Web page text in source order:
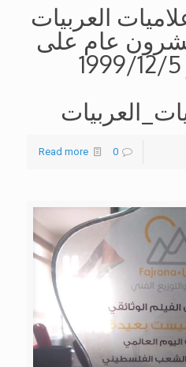
العربيات
عام على
تأسيس المركز 1999/12/5
0
Read more